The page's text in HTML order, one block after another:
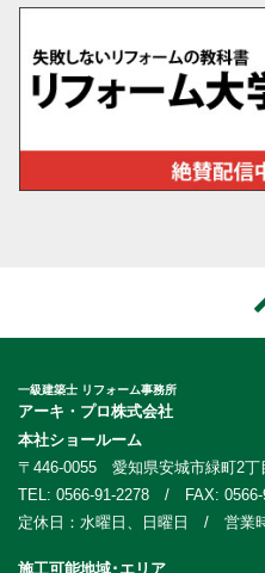
一級建築士 リフォーム事務所
アーキ・プロ株式会社
本社ショールーム
〒446-0055 愛知県安城市緑町2丁
TEL: 0566-91-2278 / FAX: 0566-
定休日：水曜日、日曜日 / 営業
施工可能地域･エリア